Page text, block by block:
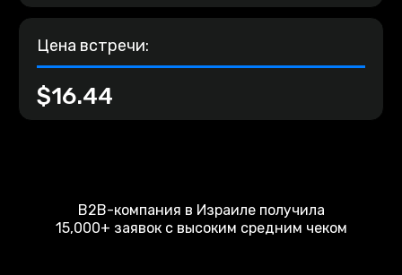
Цена встречи:
$16.44
B2B-компания в Израиле получила
15,000+ заявок с высоким средним чеком